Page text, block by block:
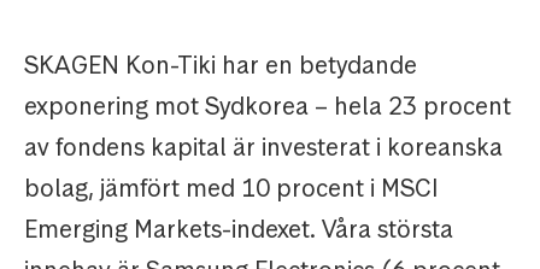
SKAGEN Kon-Tiki har en betydande
exponering mot Sydkorea – hela 23 procent
av fondens kapital är investerat i koreanska
bolag, jämfört med 10 procent i MSCI
Emerging Markets-indexet. Våra största